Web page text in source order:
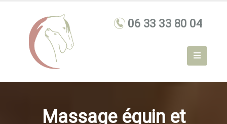
Massage équin et